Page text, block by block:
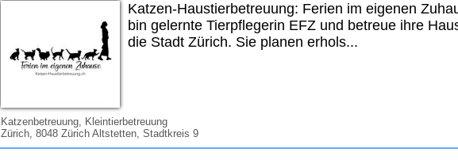
Katzen-Haustierbetreuung: Ferien im eigenen
bin gelernte Tierpflegerin EFZ und betreue ihre
die Stadt Zürich. Sie planen erhols...
Katzenbetreuung, Kleintierbetreuung
Zürich, 8048 Zürich Altstetten, Stadtkreis 9